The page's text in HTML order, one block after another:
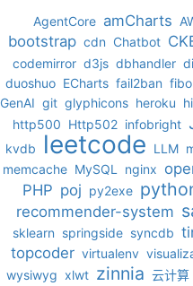
AgentCore amCharts
bootstrap cdn Chatbot
codemirror d3js dbhandler
duoshuo ECharts fail2ban
GenAI git glyphicons heroku
http500 Http502 infobright
kvdb leetcode LLM
memcache MySQL nginx
PHP poj py2exe
recommender-system
sklearn springside syncdb
topcoder virtualenv
wysiwyg xlwt zinnia 云计算